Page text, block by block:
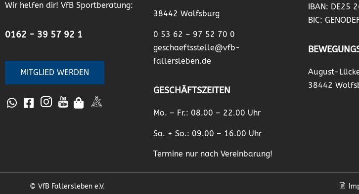
Wir helfen dir! VfB Sportberatung:
0162 - 39 57 92 1
MITGLIED WERDEN
38442 Wolfsburg
0 53 62 – 97 52 70 0
geschaeftsstelle@vfb-
fallersleben.de
GESCHÄFTSZEITEN
Mo. – Fr.: 08.00 – 22.00 Uhr
Sa. + So.: 09.00 – 16.00 Uhr
Termine nur nach Vereinbarung!
IBAN: DE25
BIC:
August-
38442
© VfB Fallersleben e.V.